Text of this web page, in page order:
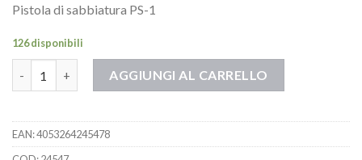
Pistola di sabbiatura PS-1
126 disponibili
AGGIUNGI AL CARRELLO
EAN:4053264245478